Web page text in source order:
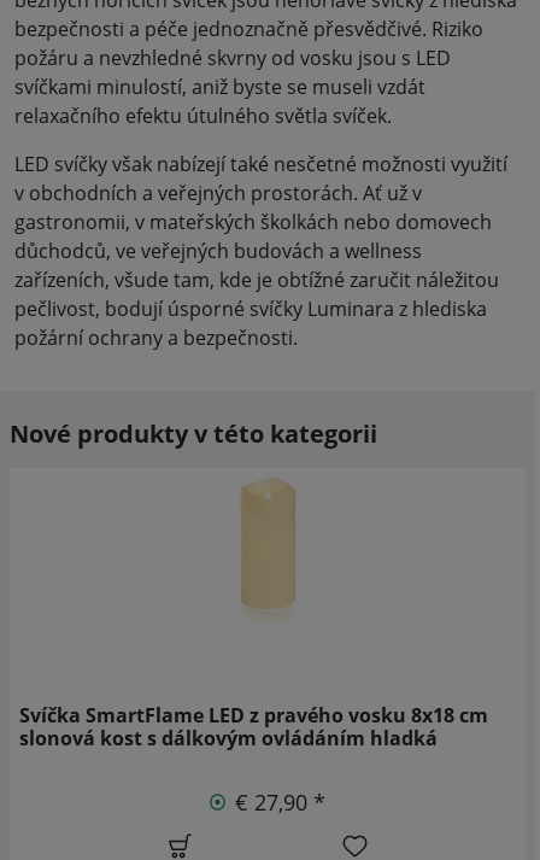
bezpečnosti a péče jednoznačně přesvědčivé. Riziko
požáru a nevzhledné skvrny od vosku jsou s LED
svíčkami minulostí, aniž byste se museli vzdát
relaxačního efektu útulného světla svíček.
LED svíčky však nabízejí také nesčetné možnosti využití
v obchodních a veřejných prostorách. Ať už v
gastronomii, v mateřských školkách nebo domovech
důchodců, ve veřejných budovách a wellness
zařízeních, všude tam, kde je obtížné zaručit náležitou
pečlivost, bodují úsporné svíčky Luminara z hlediska
požární ochrany a bezpečnosti.
Nové produkty v této kategorii
Svíčka SmartFlame LED z pravého vosku 8x18 cm
slonová kost s dálkovým ovládáním hladká
€ 27,90 *